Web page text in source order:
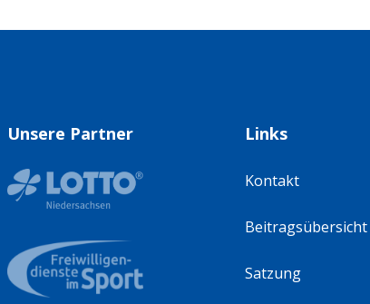
Unsere Partner Links
Kontakt
Beitragsübersicht
Satzung